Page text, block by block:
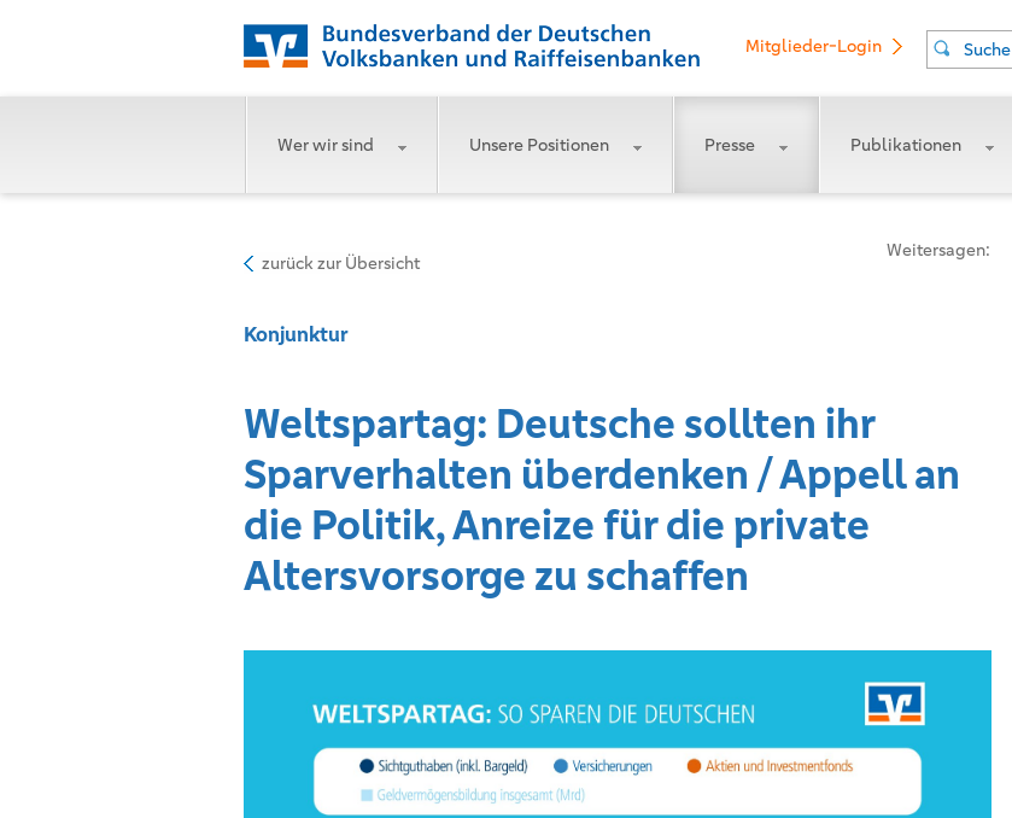
Suche
Mitglieder-Login
Wer wir sind Unsere Positionen Presse Publikationen
Weitersagen:
zurück zur Übersicht
Konjunktur
Weltspartag: Deutsche sollten ihr
Sparverhalten überdenken / Appell an
die Politik, Anreize für die private
Altersvorsorge zu schaffen